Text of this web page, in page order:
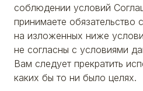
соблюдении условий
принимаете
на изложенных ниже
не согласны с условиями
Вам следует прекратить
каких бы то ни было целях.